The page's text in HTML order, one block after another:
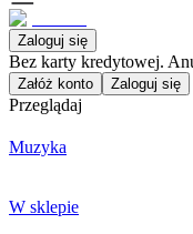
Zaloguj się
Bez karty kredytowej.
Załóż konto Zaloguj się
Przeglądaj
Muzyka
W sklepie